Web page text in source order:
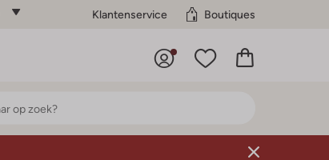
Klantenservice Boutiques